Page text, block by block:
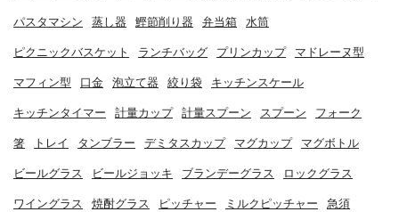
パスタマシン 蒸し器 鰹節削り器 弁当箱 水筒
ピクニックバスケット ランチバッグ プリンカップ マドレーヌ型
マフィン型 口金 泡立て器 絞り袋 キッチンスケール
キッチンタイマー 計量カップ 計量スプーン スプーン フォーク
箸 トレイ タンブラー デミタスカップ マグカップ マグボトル
ビールグラス ビールジョッキ ブランデーグラス ロックグラス
ワイングラス 焼酎グラス ピッチャー ミルクピッチャー 急須